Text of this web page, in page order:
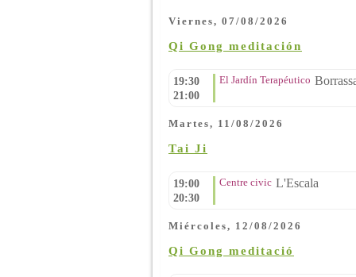
Viernes, 07/08/2026
Qi Gong meditación
19:30
21:00
El Jardín Terapéutico
Martes, 11/08/2026
Tai Ji
19:00
20:30
Centre civic L'Escala
Miércoles, 12/08/2026
Qi Gong meditació